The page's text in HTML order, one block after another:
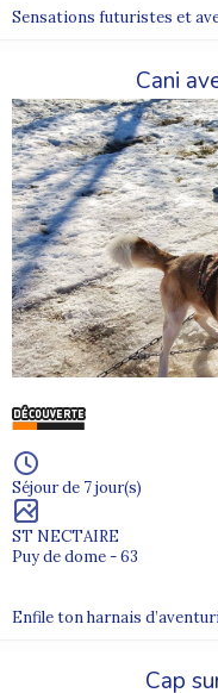
Sensations futuristes et
Cani
Séjour de 7 jour(s)
ST NECTAIRE
Puy de dome - 63
Enfile ton harnais
Cap